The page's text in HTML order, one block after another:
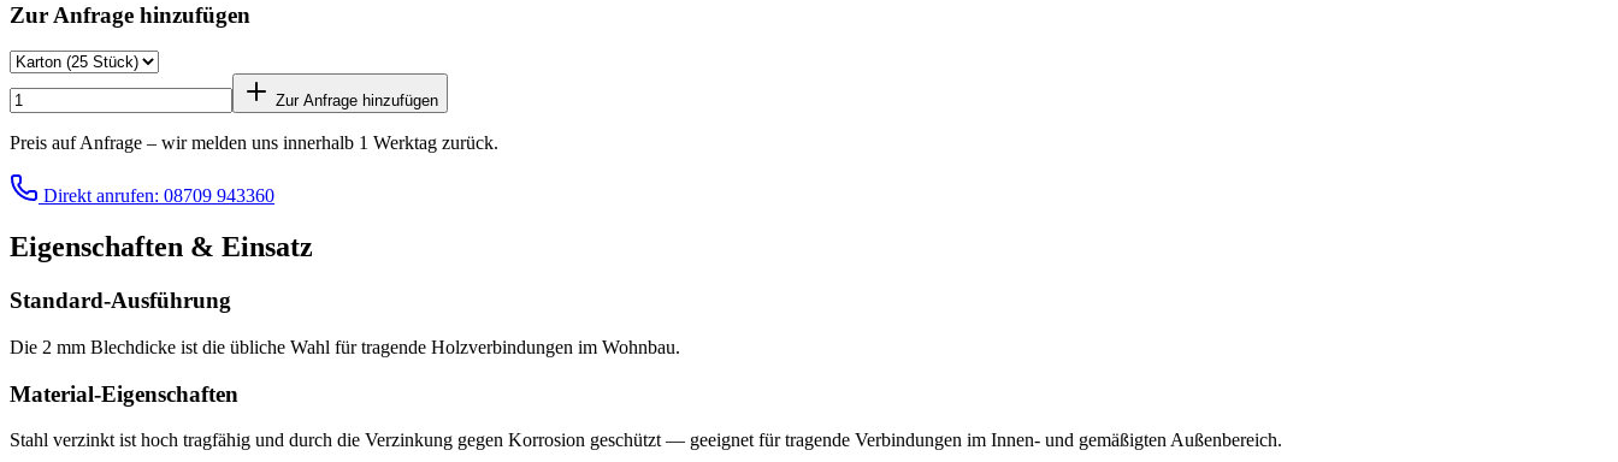
Zur Anfrage hinzufügen
Zur Anfrage hinzufügen
Preis auf Anfrage – wir melden uns innerhalb 1 Werktag zurück.
Direkt anrufen: 08709 943360
Eigenschaften & Einsatz
Standard-Ausführung
Die 2 mm Blechdicke ist die übliche Wahl für tragende Holzverbindungen im Wohnbau.
Material-Eigenschaften
Stahl verzinkt ist hoch tragfähig und durch die Verzinkung gegen Korrosion geschützt — geeignet für tragende Verbindungen im Innen- und gemäßigten Außenbereich.